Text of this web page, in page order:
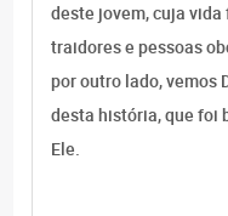
deste jovem, cuja
traidores e pessoas
por outro lado, vemos
desta história, que foi
Ele.